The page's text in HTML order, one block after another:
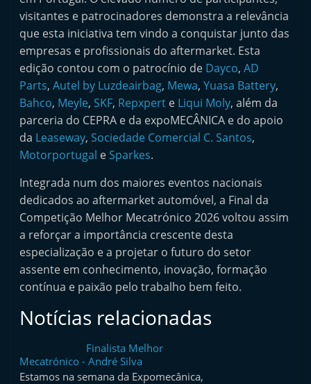
visitantes e patrocinadores demonstra a relevância
que esta iniciativa tem vindo a conquistar junto das
empresas e profissionais do aftermarket. Esta
edição contou com o patrocínio de Dayco,AD
Parts,Autel by Luzdeairbag, Mewa,Yuasa Battery,
Bahco, Meyle, SKF, Repxpert e Liqui Moly, além da
parceria do CEPRA e da expoMECÂNICA e do apoio
da Leaseway, Sociedade Comercial C. Santos,
Motorportugal e Sparkes.
Integrada num dos maiores eventos nacionais
dedicados ao aftermarket automóvel, a Final da
Competição Melhor Mecatrónico 2026 voltou assim
a reforçar a importância crescente desta
especialização e a projetar o futuro do setor
assente em conhecimento, inovação, formação
contínua e paixão pelo trabalho bem feito.
Notícias relacionadas
Finalista Melhor
Mecatrónico - André Silva
Estamos na semana da Expomecânica,